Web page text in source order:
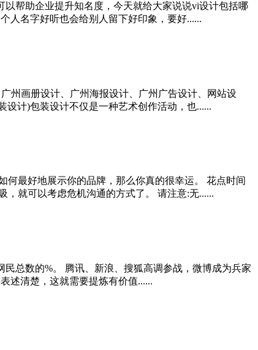
帮助企业提升知名度，今天就给大家说说vi设计包括哪
字好听也会给别人留下好印象，要好......
州画册设计、广州海报设计、广州广告设计、网站设
计)包装设计不仅是一种艺术创作活动，也......
最好地展示你的品牌，那么你真的很幸运。 花点时间
就可以考虑危机沟通的方式了。 请注意:无......
总数的%。 腾讯、新浪、搜狐高调参战，微博成为兵家
述清楚，这就需要提炼有价值......